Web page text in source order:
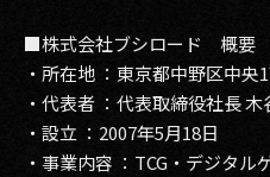
■株式会社ブシロード 概要
・所在地 ：東京都中野区中
・代表者 ：代表取締役社長 木
・設立 ：2007年5月18日
・事業内容 ：TCG・デジタ